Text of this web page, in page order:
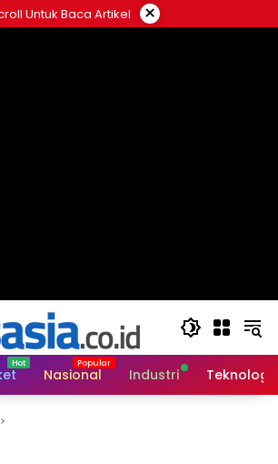
Untuk Baca Artikel ×
Nasional Industri Teknologi